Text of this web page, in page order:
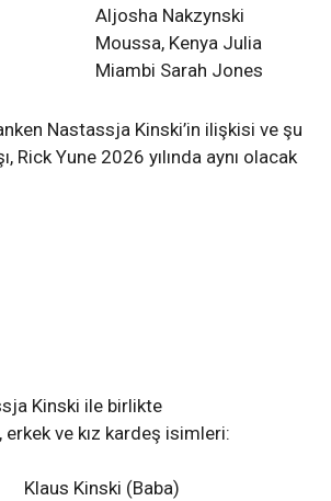
Aljosha Nakzynski
Moussa, Kenya Julia
Miambi Sarah Jones
Nastassja Kinski’in ilişkisi ve şu
Rick Yune 2026 yılında aynı olacak
Kinski ile birlikte
erkek ve kız kardeş isimleri:
Klaus Kinski (Baba)